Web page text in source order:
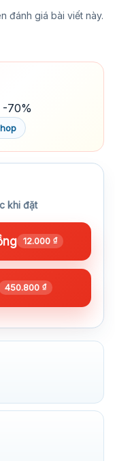
đánh giá bài viết này.
-70%
khi đặt
12.000 ₫
450.800 ₫